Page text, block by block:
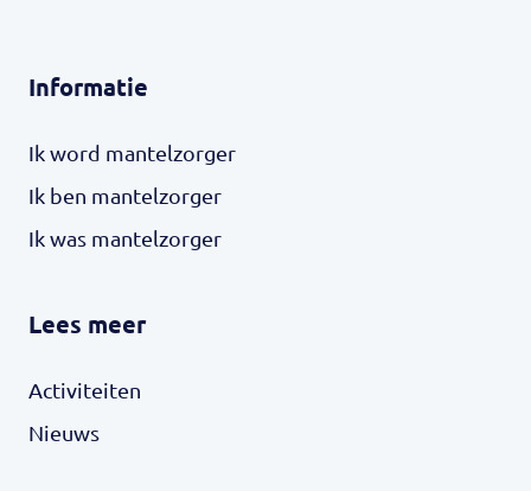
Informatie
Ik word mantelzorger
Ik ben mantelzorger
Ik was mantelzorger
Lees meer
Activiteiten
Nieuws